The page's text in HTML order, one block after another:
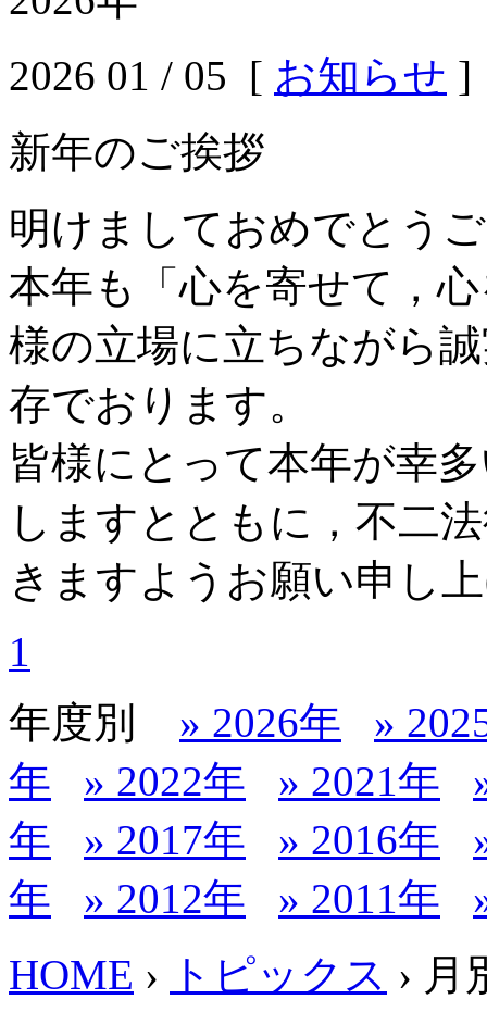
2026 01 / 05 [ お知らせ ]
新年のご挨拶
明けましておめでとう
本年も「心を寄せて，
様の立場に立ちながら
存でおります。
皆様にとって本年が幸
しますとともに，不二
きますようお願い申し
1
年度別 » 2026年
»
年
» 2022年 » 2021年
年
» 2017年 » 2016年
年
» 2012年 » 2011年
HOME › トピックス › 月